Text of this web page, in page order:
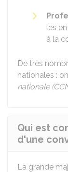
les
à la
De très
nationales :
nationale
Qui est
d'une
La grande